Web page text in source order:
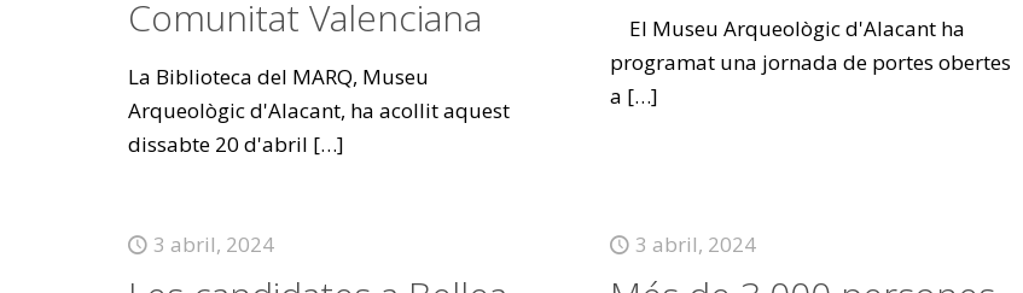
Comunitat Valenciana
La Biblioteca del MARQ, Museu
Arqueològic d'Alacant, ha acollit aquest
dissabte 20 d'abril […]
El Museu Arqueològic d'Alacant ha
programat una jornada de portes obertes
a […]
3 abril, 2024 3 abril, 2024